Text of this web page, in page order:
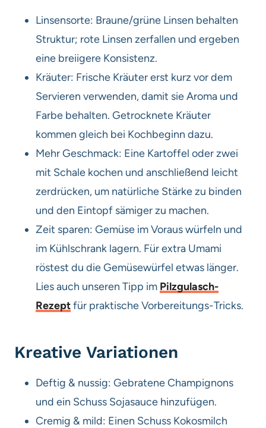
Linsensorte: Braune/grüne Linsen behalten
Struktur; rote Linsen zerfallen und ergeben
eine breiigere Konsistenz.
Kräuter: Frische Kräuter erst kurz vor dem
Servieren verwenden, damit sie Aroma und
Farbe behalten. Getrocknete Kräuter
kommen gleich bei Kochbeginn dazu.
Mehr Geschmack: Eine Kartoffel oder zwei
mit Schale kochen und anschließend leicht
zerdrücken, um natürliche Stärke zu binden
und den Eintopf sämiger zu machen.
Zeit sparen: Gemüse im Voraus würfeln und
im Kühlschrank lagern. Für extra Umami
röstest du die Gemüsewürfel etwas länger.
Lies auch unseren Tipp im Pilzgulasch-
Rezeptfür praktische Vorbereitungs-Tricks.
Kreative Variationen
Deftig & nussig: Gebratene Champignons
und ein Schuss Sojasauce hinzufügen.
Cremig & mild: Einen Schuss Kokosmilch